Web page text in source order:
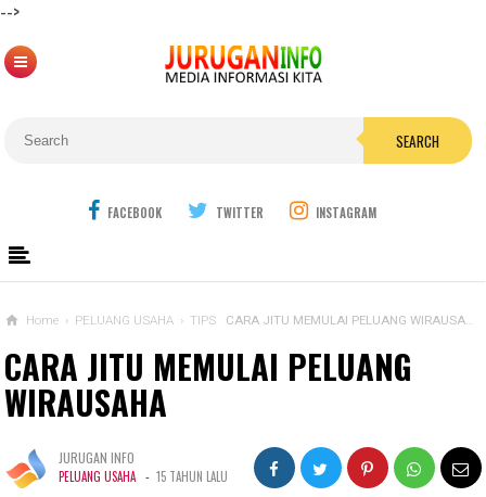
-->
SEARCH
FACEBOOK TWITTER INSTAGRAM
Home › PELUANG USAHA › TIPS CARA JITU MEMULAI PELUANG WIRAUSAHA
CARA JITU MEMULAI PELUANG
WIRAUSAHA
JURUGAN INFO
PELUANG USAHA - 15 TAHUN LALU